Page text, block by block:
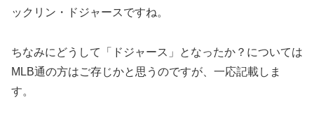
ックリン・ドジャースですね。
ちなみにどうして「ドジャース」となったか？については
MLB通の方はご存じかと思うのですが、一応記載しま
す。